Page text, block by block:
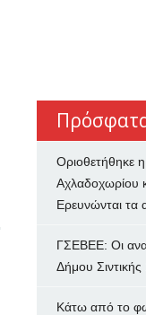
Οριοθετήθηκε
Αχλαδοχωρίου
Ερευνώνται τα
ΓΣΕΒΕΕ: Οι
Δήμου Σιντικής
Κάτω από το